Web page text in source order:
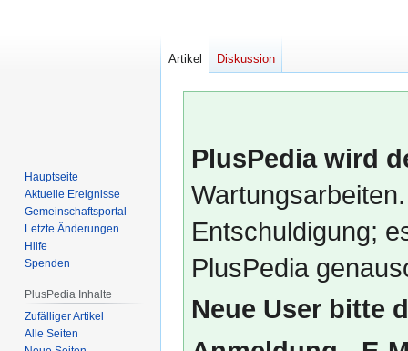
PlusPedia wird
Entschuldigung;
PlusPedia
Neue User bitte
Artikel Diskussion
Hauptseite
Aktuelle Ereignisse
Gemeinschafts­portal
Letzte Änderungen
Hilfe
Spenden
PlusPedia Inhalte
Zufälliger Artikel
Alle Seiten